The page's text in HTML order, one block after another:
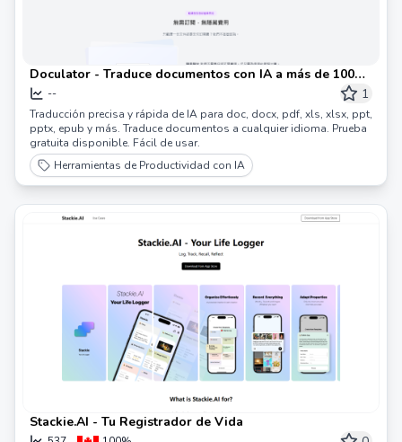
Doculator - Traduce documentos con IA a más de 100
idiomas
-- 1
Traducción precisa y rápida de IA para doc, docx, pdf, xls, xlsx, ppt,
pptx, epub y más. Traduce documentos a cualquier idioma. Prueba
gratuita disponible. Fácil de usar.
Herramientas de Productividad con IA
Stackie.AI - Tu Registrador de Vida